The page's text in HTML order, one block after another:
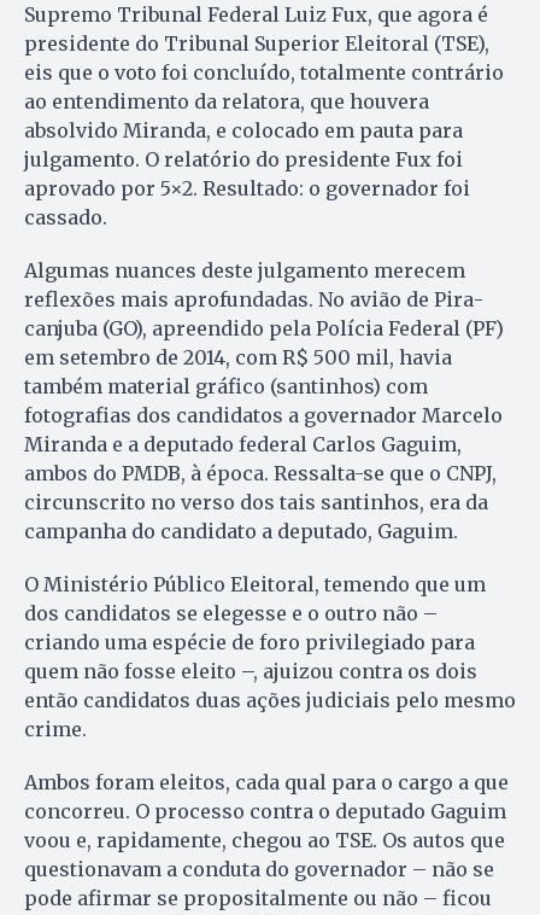
Supremo Tribunal Fe­deral Luiz Fux, que agora é
pre­sidente do Tribunal Superior Elei­toral (TSE),
eis que o voto foi concluído, totalmente contrário
ao entendimento da relatora, que hou­vera
absolvido Miranda, e co­lo­cado em pauta para
julgamento. O relatório do presidente Fux foi
aprovado por 5×2. Resultado: o governador foi
cassado.
Algumas nuances deste julgamento merecem
reflexões mais aprofundadas. No avião de Pira­
can­juba (GO), apreendido pela Polícia Federal (PF)
em setembro de 2014, com R$ 500 mil, havia
também material gráfico (santinhos) com
fotografias dos candidatos a governador Mar­celo
Miranda e a deputado fe­deral Carlos Gaguim,
ambos do PMDB, à época. Ressalta-se que o CNPJ,
circunscrito no verso dos tais santinhos, era da
campanha do candidato a deputado, Ga­guim.
O Ministério Público Eleitoral, temendo que um
dos candidatos se elegesse e o outro não –
criando uma espécie de foro privilegiado para
quem não fosse eleito –, ajui­zou contra os dois
então candidatos duas ações judiciais pelo mes­mo
crime.
Ambos foram eleitos, cada qual para o cargo a que
concorreu. O processo contra o deputado Gaguim
voou e, rapidamente, che­gou ao TSE. Os autos que
ques­tionavam a conduta do go­ver­­nador – não se
pode afirmar se pro­positalmente ou não – ficou